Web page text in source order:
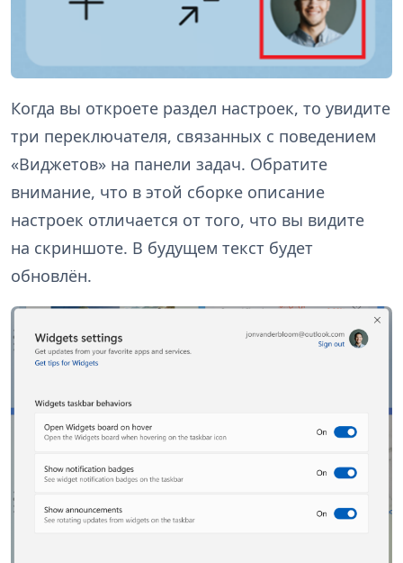
Когда вы откроете раздел настроек, то увидите
три переключателя, связанных с поведением
«Виджетов» на панели задач. Обратите
внимание, что в этой сборке описание
настроек отличается от того, что вы видите
на скриншоте. В будущем текст будет
обновлён.